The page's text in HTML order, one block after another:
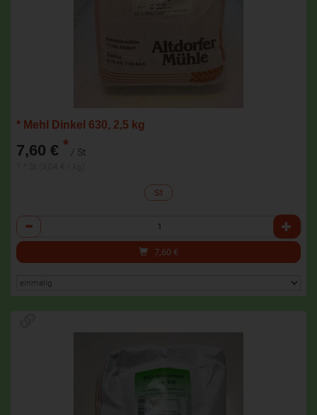
* Mehl Dinkel 630, 2,5 kg
7,60 € * / St
St
Anzahl
7,60 €